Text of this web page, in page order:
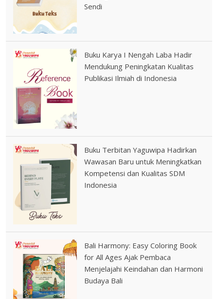
Sendi
Buku Karya I Nengah Laba Hadir
Mendukung Peningkatan Kualitas
Publikasi Ilmiah di Indonesia
Buku Terbitan Yaguwipa Hadirkan
Wawasan Baru untuk Meningkatkan
Kompetensi dan Kualitas SDM
Indonesia
Bali Harmony: Easy Coloring Book
for All Ages Ajak Pembaca
Menjelajahi Keindahan dan Harmoni
Budaya Bali